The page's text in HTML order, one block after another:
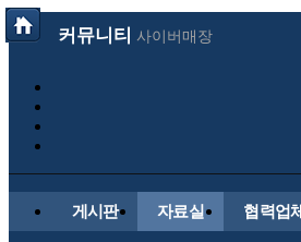
커뮤니티 사이버매장
게시판 자료실 협력업체